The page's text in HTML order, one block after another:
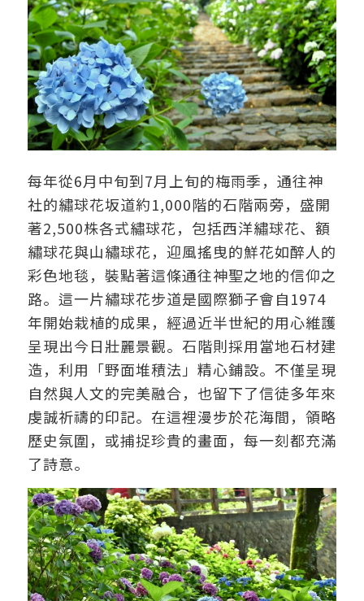
每年從6月中旬到7月上旬的梅雨季，通往神
社的繡球花坂道約1,000階的石階兩旁，盛開
著2,500株各式繡球花， 包括西洋繡球花、額
繡球花與山繡球花，迎風搖曳的鮮花如醉人的
彩色地毯， 裝點著這條通往神聖之地的信仰之
路。 這一片繡球花步道是國際獅子會自1974
年開始栽植的成果， 經過近半世紀的用心維護
呈現出今日壯麗景觀。 石階則採用當地石材建
造， 利用 「野面堆積法 」 精心鋪設。不僅呈現
自然與人文的完美融合， 也留下了信徒多年來
虔誠祈禱的印記。 在這裡漫步於花海間，領略
歷史氛圍，或捕捉珍貴的畫面，每一刻都充滿
了詩意。